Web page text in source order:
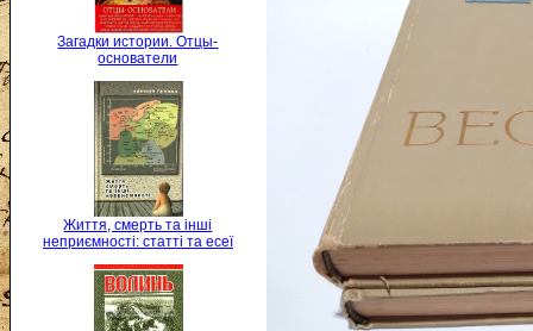
Загадки истории. Отцы-
основатели
Життя, смерть та інші
неприємності: статті та есеї